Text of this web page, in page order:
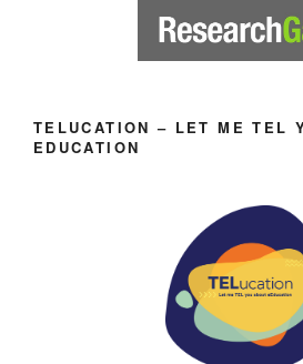
TELUCATION – LET ME TEL
EDUCATION